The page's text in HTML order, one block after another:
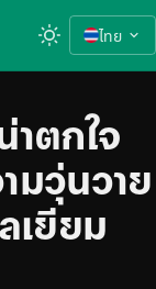
ไทย
าตกใจ
มวุ่นวาย
เยียม